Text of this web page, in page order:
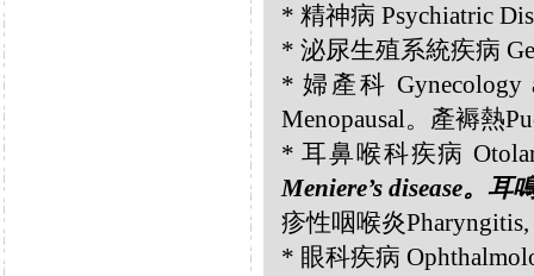
* 精神病 Psychiatric
* 泌尿生殖系統疾病
* 婦產科 Gynecology
Menopausal。產褥熱
* 耳鼻喉科疾病
Meniere’s disease。耳
疹性咽喉炎
* 眼科疾病